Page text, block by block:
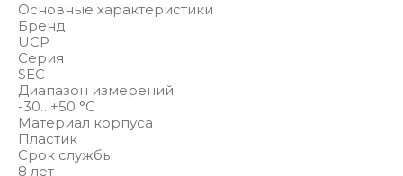
Основные характеристики
Бренд
UCP
Серия
SEC
Диапазон измерений
-30…+50 °С
Материал корпуса
Пластик
Срок службы
8 лет